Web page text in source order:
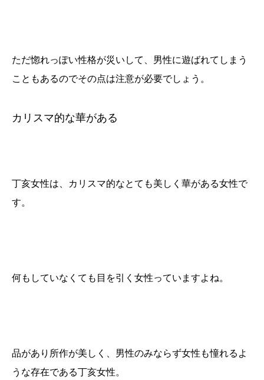
ただ惚れっぽい性格が災いして、男性に遊ばれてしまう
こともあるのでその点は注意が必要でしょう。
カリスマ的な華がある
丁亥女性は、カリスマ的なとても美しく華がある女性で
す。
何もしていなくても目を引く女性っていますよね。
品があり所作が美しく、男性のみならず女性も憧れるよ
うな存在である丁亥女性。